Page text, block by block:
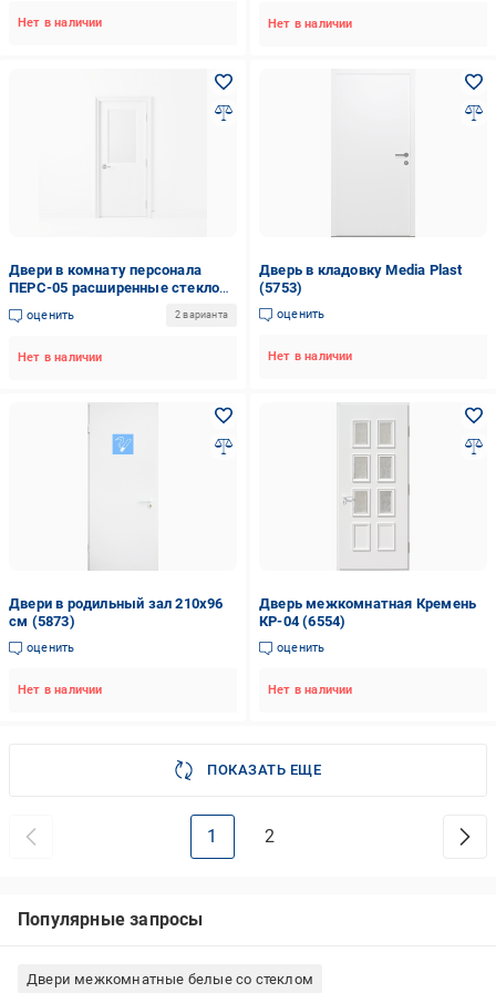
Нет в наличии Нет в наличии
Двери в комнату персонала
ПЕРС-05 расширенные стекло
прозрачное Белый (5781)
оценить 2 варианта
Нет в наличии
Дверь в кладовку Media Plast
(5753)
оценить
Нет в наличии
Двери в родильный зал 210х96
см (5873)
оценить
Нет в наличии
Дверь межкомнатная Кремень
КР-04 (6554)
оценить
Нет в наличии
ПОКАЗАТЬ ЕЩЕ
1 2
Популярные запросы
Двери межкомнатные белые со стеклом